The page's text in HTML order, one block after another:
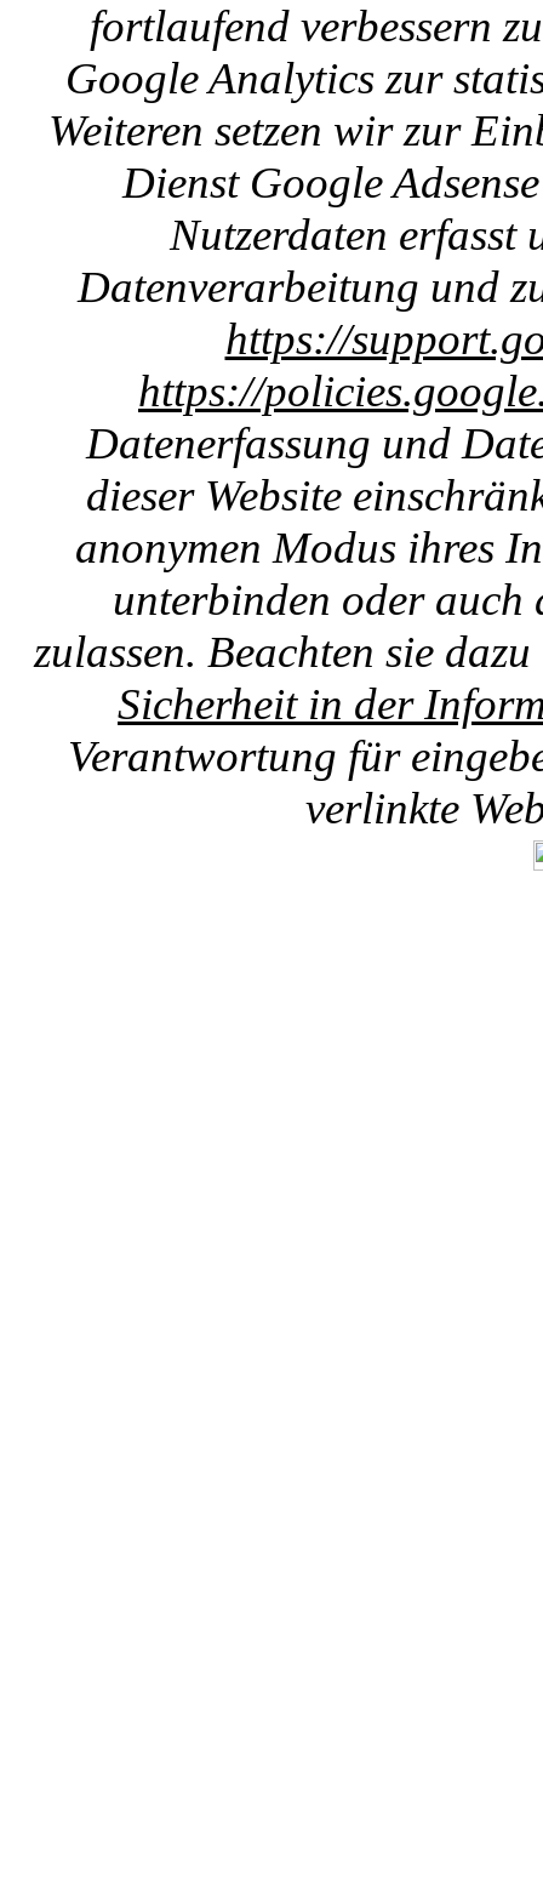
fortlaufend verbessern
Google Analytics zur
Weiteren setzen wir zur
Dienst Google
Nutzerdaten erfasst
Datenverarbeitung und
https://
https://
Datenerfassung und
dieser Website
anonymen Modus ihres
unterbinden oder auch
zulassen. Beachten sie
Sicherheit in der
Verantwortung für
verlinkte